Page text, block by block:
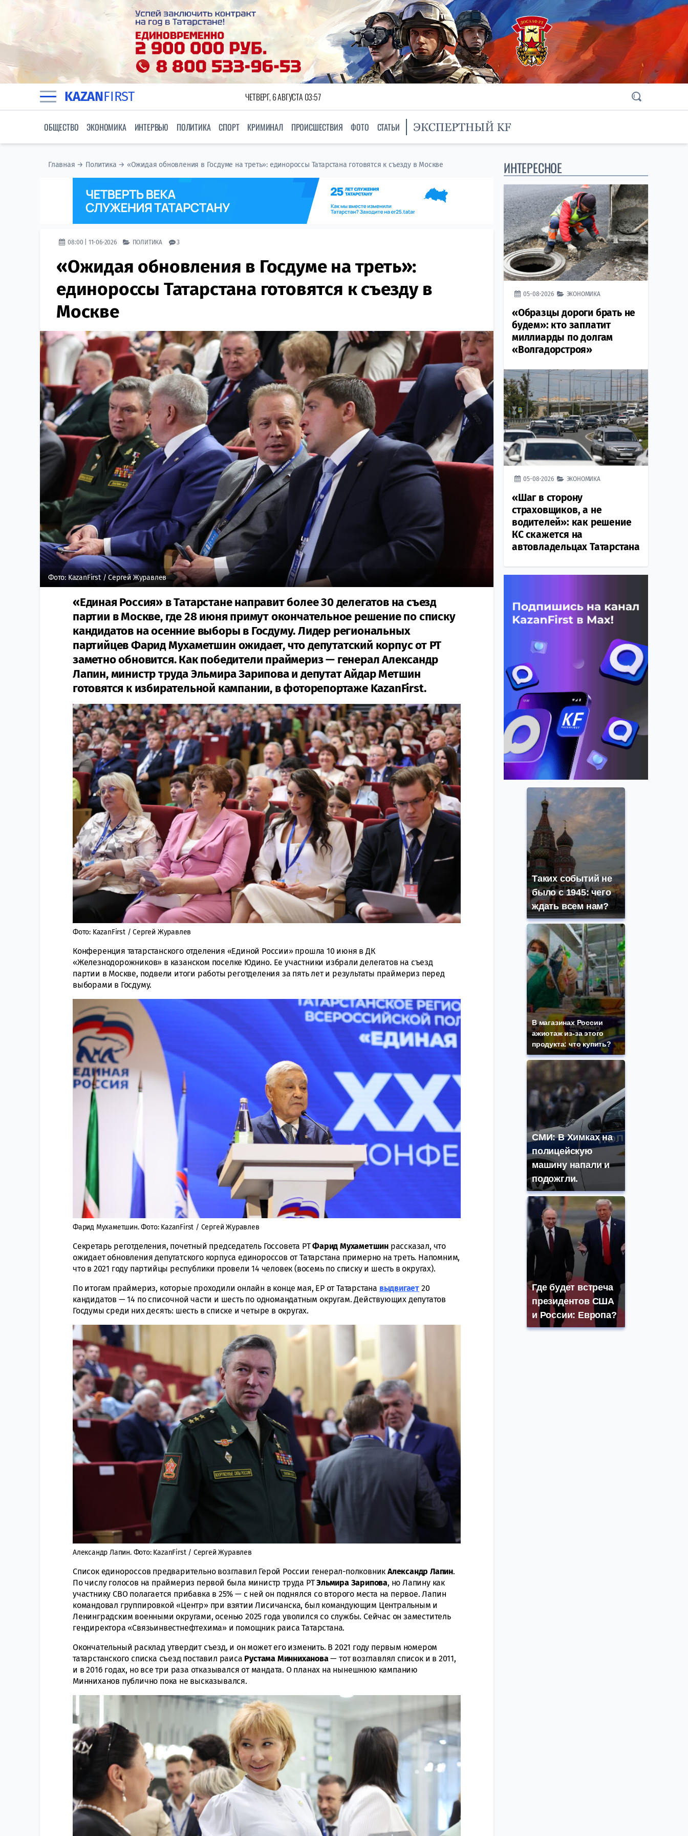
KAZANFIRST ЧЕТВЕРГ, 6 АВГУСТА 03:57
ОБЩЕСТВО ЭКОНОМИКА ИНТЕРВЬЮ ПОЛИТИКА СПОРТ КРИМИНАЛ ПРОИСШЕСТВИЯ ФОТО СТАТЬИ
Главная → Политика → «Ожидая обновления в Госдуме на треть»: единороссы Татарстана готовятся к съезду в Москве
08:00 | 11-06-2026 ПОЛИТИКА 3
«Ожидая обновления в Госдуме на треть»:
единороссы Татарстана готовятся к съезду в
Москве
Фото: KazanFirst / Сергей Журавлев
«Единая Россия» в Татарстане направит более 30 делегатов на съезд
партии в Москве, где 28 июня примут окончательное решение по списку
кандидатов на осенние выборы в Госдуму. Лидер региональных
партийцев Фарид Мухаметшин ожидает, что депутатский корпус от РТ
заметно обновится. Как победители праймериз — генерал Александр
Лапин, министр труда Эльмира Зарипова и депутат Айдар Метшин
готовятся к избирательной кампании, в фоторепортаже KazanFirst.
Фото: KazanFirst / Сергей Журавлев
Конференция татарстанского отделения «Единой России» прошла 10 июня в ДК
«Железнодорожников» в казанском поселке Юдино. Ее участники избрали делегатов на съезд
партии в Москве, подвели итоги работы реготделения за пять лет и результаты праймериз перед
выборами в Госдуму.
Фарид Мухаметшин. Фото: KazanFirst / Сергей Журавлев
Секретарь реготделения, почетный председатель Госсовета РТФарид Мухаметшин рассказал, что
ожидает обновления депутатского корпуса единороссов от Татарстана примерно на треть. Напомним,
что в 2021 году партийцы республики провели 14 человек (восемь по списку и шесть в округах).
По итогам праймериз, которые проходили онлайн в конце мая, ЕР от Татарстана выдвигает 20
кандидатов — 14 по списочной части и шесть по одномандатным округам. Действующих депутатов
Госдумы среди них десять: шесть в списке и четыре в округах.
Александр Лапин. Фото: KazanFirst / Сергей Журавлев
Список единороссов предварительно возглавил Герой России генерал-полковник Александр Лапин.
По числу голосов на праймериз первой была министр труда РТЭльмира Зарипова, но Лапину как
участнику СВО полагается прибавка в 25% — с ней он поднялся со второго места на первое. Лапин
командовал группировкой «Центр» при взятии Лисичанска, был командующим Центральным и
Ленинградским военными округами, осенью 2025 года уволился со службы. Сейчас он заместитель
гендиректора «Связьинвестнефтехима» и помощник раиса Татарстана.
Окончательный расклад утвердит съезд, и он может его изменить. В 2021 году первым номером
татарстанского списка съезд поставил раиса Рустама Минниханова— тот возглавлял список и в 2011,
и в 2016 годах, но все три раза отказывался от мандата. О планах на нынешнюю кампанию
Минниханов публично пока не высказывался.
ИНТЕРЕСНОЕ
05-08-2026 ЭКОНОМИКА
«Образцы дороги брать не
будем»: кто заплатит
миллиарды по долгам
«Волгадорстроя»
05-08-2026 ЭКОНОМИКА
«Шаг в сторону
страховщиков, а не
водителей»: как решение
КС скажется на
автовладельцах Татарстана
Таких событий не
было с 1945: чего
ждать всем нам?
В магазинах России
ажиотаж из-за этого
продукта: что купить?
СМИ: В Химках на
полицейскую
машину напали и
подожгли.
Где будет встреча
президентов США
и России: Европа?